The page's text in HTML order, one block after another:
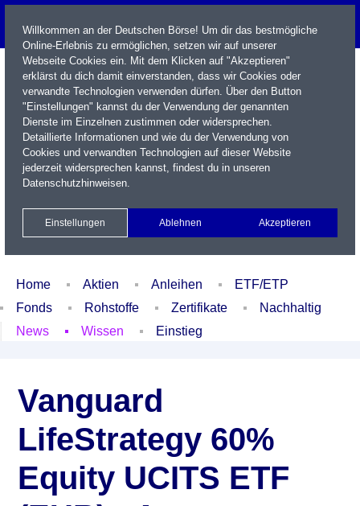
Name / WKN / ISIN / Kürzel
Xetra Realtime
Watchlist Portfolio Login
Home Aktien Anleihen
ETF/ETP
Fonds
Rohstoffe Zertifikate
Nachhaltig
News
Wissen Einstieg
Vanguard
LifeStrategy 60%
Equity UCITS ETF
Willkommen an der Deutschen Börse! Um dir das bestmögliche
Online-Erlebnis zu ermöglichen, setzen wir auf unserer
Webseite Cookies ein. Mit dem Klicken auf "Akzeptieren"
erklärst du dich damit einverstanden, dass wir Cookies oder
verwandte Technologien verwenden dürfen. Über den Button
"Einstellungen" kannst du der Verwendung der genannten
Dienste im Einzelnen zustimmen oder widersprechen.
Detaillierte Informationen und wie du der Verwendung von
Cookies und verwandten Technologien auf dieser Website
jederzeit widersprechen kannst, findest du in unseren
Datenschutzhinweisen.
Einstellungen Ablehnen Akzeptieren